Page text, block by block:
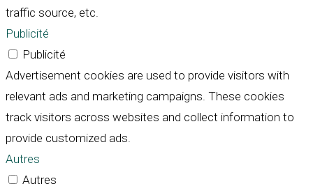
traffic source, etc.
Publicité
Publicité
Advertisement cookies are used to provide visitors with
relevant ads and marketing campaigns. These cookies
track visitors across websites and collect information to
provide customized ads.
Autres
Autres